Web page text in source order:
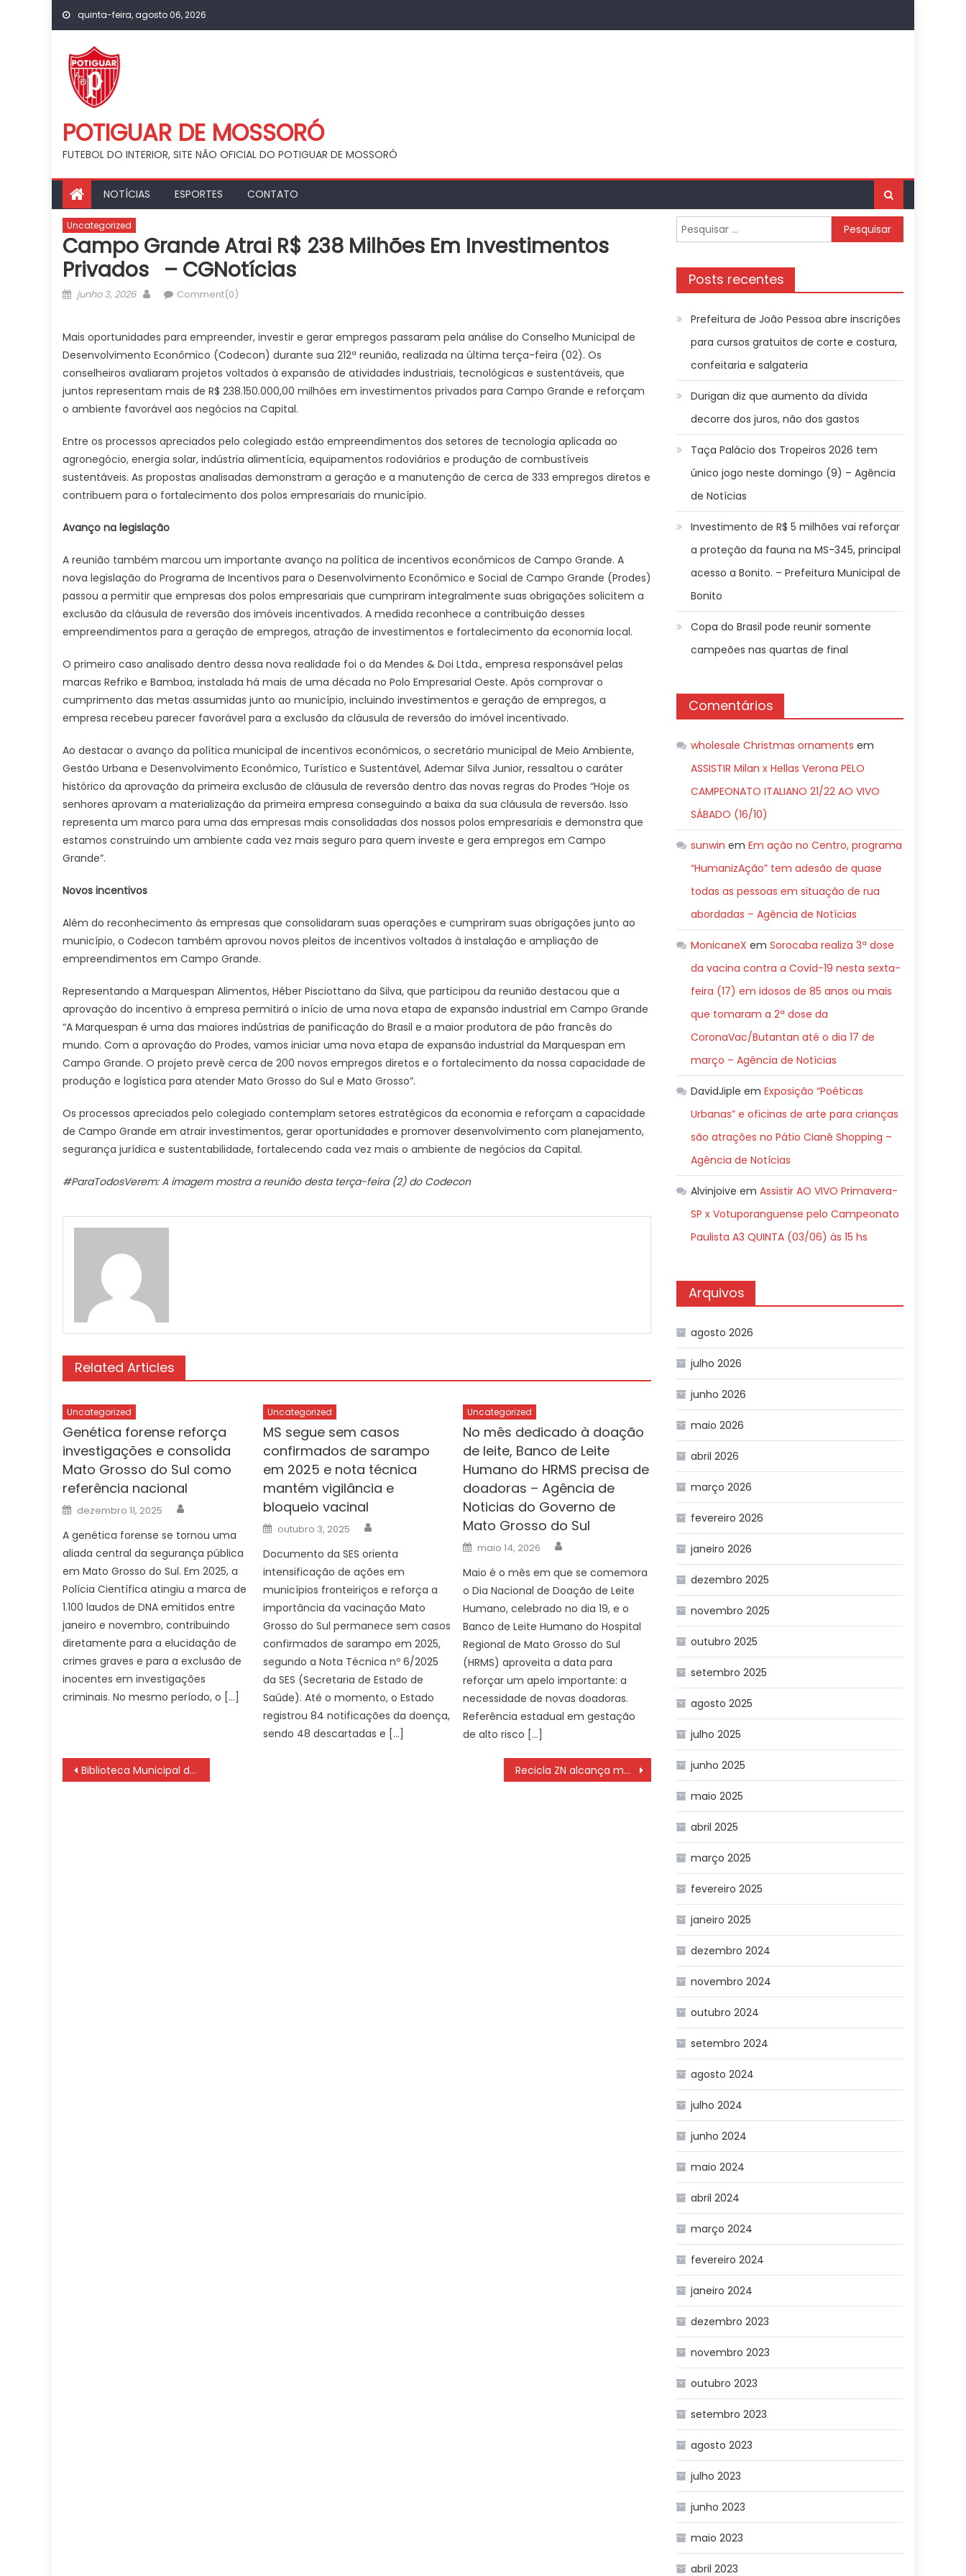
Skip
content
quinta-feira, agosto 06, 2026
POTIGUAR DE MOSSORÓ
FUTEBOL DO INTERIOR, SITE NÃO OFICIAL DO POTIGUAR DE MOSSORÓ
NOTÍCIAS ESPORTES CONTATO
Uncategorized
Campo Grande Atrai R$ 238 Milhões Em Investimentos
Privados – CGNotícias
Posted
junho 3, 2026 AuthorComment(0)
Mais oportunidades para empreender, investir e gerar empregos passaram pela análise do Conselho Municipal de
Desenvolvimento Econômico (Codecon) durante sua 212ª reunião, realizada na última terça-feira (02). Os
conselheiros avaliaram projetos voltados à expansão de atividades industriais, tecnológicas e sustentáveis, que
juntos representam mais de R$ 238.150.000,00 milhões em investimentos privados para Campo Grande e reforçam
o ambiente favorável aos negócios na Capital.
Entre os processos apreciados pelo colegiado estão empreendimentos dos setores de tecnologia aplicada ao
agronegócio, energia solar, indústria alimentícia, equipamentos rodoviários e produção de combustíveis
sustentáveis. As propostas analisadas demonstram a geração e a manutenção de cerca de 333 empregos diretos e
contribuem para o fortalecimento dos polos empresariais do município.
Avanço na legislação
A reunião também marcou um importante avanço na política de incentivos econômicos de Campo Grande. A
nova legislação do Programa de Incentivos para o Desenvolvimento Econômico e Social de Campo Grande (Prodes)
passou a permitir que empresas dos polos empresariais que cumpriram integralmente suas obrigações solicitem a
exclusão da cláusula de reversão dos imóveis incentivados. A medida reconhece a contribuição desses
empreendimentos para a geração de empregos, atração de investimentos e fortalecimento da economia local.
O primeiro caso analisado dentro dessa nova realidade foi o da Mendes & Doi Ltda., empresa responsável pelas
marcas Refriko e Bamboa, instalada há mais de uma década no Polo Empresarial Oeste. Após comprovar o
cumprimento das metas assumidas junto ao município, incluindo investimentos e geração de empregos, a
empresa recebeu parecer favorável para a exclusão da cláusula de reversão do imóvel incentivado.
Ao destacar o avanço da política municipal de incentivos econômicos, o secretário municipal de Meio Ambiente,
Gestão Urbana e Desenvolvimento Econômico, Turístico e Sustentável, Ademar Silva Junior, ressaltou o caráter
histórico da aprovação da primeira exclusão de cláusula de reversão dentro das novas regras do Prodes “Hoje os
senhores aprovam a materialização da primeira empresa conseguindo a baixa da sua cláusula de reversão. Isso
representa um marco para uma das empresas mais consolidadas dos nossos polos empresariais e demonstra que
estamos construindo um ambiente cada vez mais seguro para quem investe e gera empregos em Campo
Grande”.
Novos incentivos
Além do reconhecimento às empresas que consolidaram suas operações e cumpriram suas obrigações junto ao
município, o Codecon também aprovou novos pleitos de incentivos voltados à instalação e ampliação de
empreendimentos em Campo Grande.
Representando a Marquespan Alimentos, Héber Pisciottano da Silva, que participou da reunião destacou que a
aprovação do incentivo à empresa permitirá o início de uma nova etapa de expansão industrial em Campo Grande
“A Marquespan é uma das maiores indústrias de panificação do Brasil e a maior produtora de pão francês do
mundo. Com a aprovação do Prodes, vamos iniciar uma nova etapa de expansão industrial da Marquespan em
Campo Grande. O projeto prevê cerca de 200 novos empregos diretos e o fortalecimento da nossa capacidade de
produção e logística para atender Mato Grosso do Sul e Mato Grosso”.
Os processos apreciados pelo colegiado contemplam setores estratégicos da economia e reforçam a capacidade
de Campo Grande em atrair investimentos, gerar oportunidades e promover desenvolvimento com planejamento,
segurança jurídica e sustentabilidade, fortalecendo cada vez mais o ambiente de negócios da Capital.
#ParaTodosVerem: A imagem mostra a reunião desta terça-feira (2) do Codecon
Related Articles
Uncategorized
Genética forense reforça
investigações e consolida
Mato Grosso do Sul como
referência nacional
Posted
on
dezembro 11, 2025
A genética forense se tornou uma
aliada central da segurança pública
em Mato Grosso do Sul. Em 2025, a
Polícia Científica atingiu a marca de
1.100 laudos de DNA emitidos entre
janeiro e novembro, contribuindo
diretamente para a elucidação de
crimes graves e para a exclusão de
inocentes em investigações
criminais. No mesmo período, o […]
Uncategorized
MS segue sem casos
confirmados de sarampo
em 2025 e nota técnica
mantém vigilância e
bloqueio vacinal
Posted
on
outubro 3, 2025
Documento da SES orienta
intensificação de ações em
municípios fronteiriços e reforça a
importância da vacinação Mato
Grosso do Sul permanece sem casos
confirmados de sarampo em 2025,
segundo a Nota Técnica nº 6/2025
da SES (Secretaria de Estado de
Saúde). Até o momento, o Estado
registrou 84 notificações da doença,
sendo 48 descartadas e […]
Uncategorized
No mês dedicado à doação
de leite, Banco de Leite
Humano do HRMS precisa de
doadoras – Agência de
Noticias do Governo de
Mato Grosso do Sul
Posted
on
maio 14, 2026
Maio é o mês em que se comemora
o Dia Nacional de Doação de Leite
Humano, celebrado no dia 19, e o
Banco de Leite Humano do Hospital
Regional de Mato Grosso do Sul
(HRMS) aproveita a data para
reforçar um apelo importante: a
necessidade de novas doadoras.
Referência estadual em gestação
de alto risco […]
Navegação
de
Biblioteca Municipal de Sorocaba tem lançamento de livro “Caminhos do Axé” e roda de conversa na próxima terça-feira (9) Recicla ZN alcança marca de 10 toneladas de resíduos recicláveis na Zona Norte – Prefeitura da Cidade do Rio de Janeiro
Pesquisar
por:
Posts recentes
Prefeitura de João Pessoa abre inscrições
para cursos gratuitos de corte e costura,
confeitaria e salgateria
Durigan diz que aumento da dívida
decorre dos juros, não dos gastos
Taça Palácio dos Tropeiros 2026 tem
único jogo neste domingo (9) – Agência
de Notícias
Investimento de R$ 5 milhões vai reforçar
a proteção da fauna na MS-345, principal
acesso a Bonito. – Prefeitura Municipal de
Bonito
Copa do Brasil pode reunir somente
campeões nas quartas de final
Comentários
wholesale Christmas ornaments em
ASSISTIR Milan x Hellas Verona PELO
CAMPEONATO ITALIANO 21/22 AO VIVO
SÁBADO (16/10)
sunwin emEm ação no Centro, programa
“HumanizAção” tem adesão de quase
todas as pessoas em situação de rua
abordadas – Agência de Notícias
MonicaneX emSorocaba realiza 3ª dose
da vacina contra a Covid-19 nesta sexta-
feira (17) em idosos de 85 anos ou mais
que tomaram a 2ª dose da
CoronaVac/Butantan até o dia 17 de
março – Agência de Notícias
DavidJiple emExposição “Poéticas
Urbanas” e oficinas de arte para crianças
são atrações no Pátio Cianê Shopping –
Agência de Notícias
Alvinjoive emAssistir AO VIVO Primavera-
SP x Votuporanguense pelo Campeonato
Paulista A3 QUINTA (03/06) às 15 hs
Arquivos
agosto 2026
julho 2026
junho 2026
maio 2026
abril 2026
março 2026
fevereiro 2026
janeiro 2026
dezembro 2025
novembro 2025
outubro 2025
setembro 2025
agosto 2025
julho 2025
junho 2025
maio 2025
abril 2025
março 2025
fevereiro 2025
janeiro 2025
dezembro 2024
novembro 2024
outubro 2024
setembro 2024
agosto 2024
julho 2024
junho 2024
maio 2024
abril 2024
março 2024
fevereiro 2024
janeiro 2024
dezembro 2023
novembro 2023
outubro 2023
setembro 2023
agosto 2023
julho 2023
junho 2023
maio 2023
abril 2023